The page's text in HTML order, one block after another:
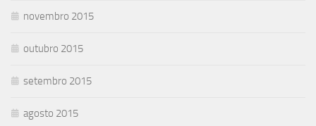
novembro 2015
outubro 2015
setembro 2015
agosto 2015